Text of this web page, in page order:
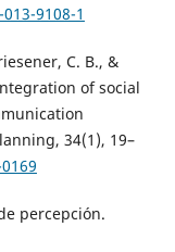
9108-1
C. B., &
of social
34(1), 19–
percepción.